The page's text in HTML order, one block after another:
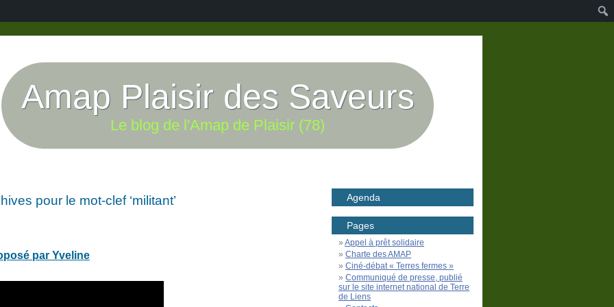
Amap Plaisir des Saveurs
Le blog de l'Amap de Plaisir (78)
pour le mot-clef ‘militant’
par Yveline
Agenda
Pages
Appel à prêt solidaire
Charte des AMAP
Ciné-débat « Terres fermes »
Communiqué de presse, publié
sur le site internet national de Terre
de Liens